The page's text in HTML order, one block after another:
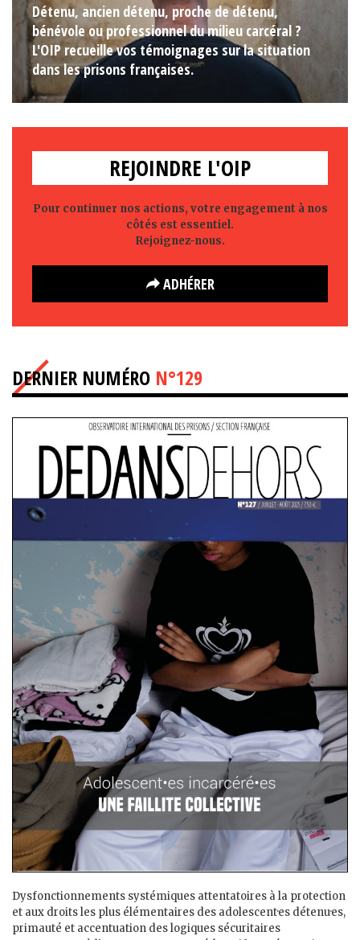
Détenu, ancien détenu, proche de détenu,
bénévole ou professionnel du milieu carcéral ?
L'OIP recueille vos témoignages sur la situation
dans les prisons françaises.
REJOINDRE L'OIP
Pour continuer nos actions, votre engagement à nos
côtés est essentiel.
Rejoignez-nous.
ADHÉRER
DERNIER NUMÉRO N°129
Dysfonctionnements systémiques attentatoires à la protection
et aux droits les plus élémentaires des adolescent·es détenu·es,
primauté et accentuation des logiques sécuritaires